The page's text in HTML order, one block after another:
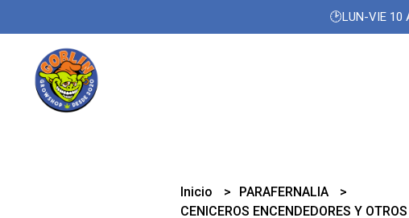
🕑LUN-VIE 10
Inicio
PARAFERNALIA
CENICEROS ENCENDEDORES Y OTROS